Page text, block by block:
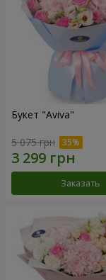
Букет "Aviva"
5 075 грн
Заказать